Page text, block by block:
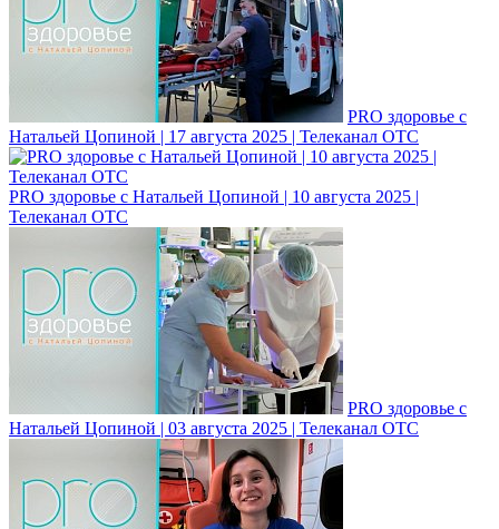
PRO здоровье с
Натальей Цопиной | 17 августа 2025 | Телеканал ОТС
PRO здоровье с Натальей Цопиной | 10 августа 2025 |
Телеканал ОТС
PRO здоровье с
Натальей Цопиной | 03 августа 2025 | Телеканал ОТС